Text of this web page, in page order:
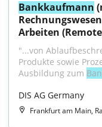
Bankkaufmann
Arbeiten
"...von
Produkte sowie
Ausbildung zum
DIS AG Germany
Frankfurt am Main,